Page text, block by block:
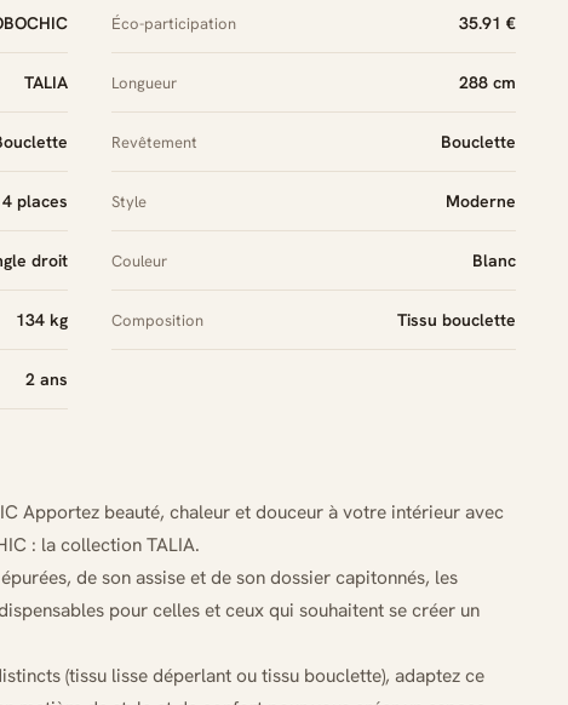
TALIA
4 places
droit
134 kg
2 ans
Éco-participation 35.91 €
Longueur 288 cm
Revêtement Bouclette
Style Moderne
Couleur Blanc
Composition Tissu bouclette
Apportez beauté, chaleur et douceur à votre intérieur avec
: la collection TALIA.
de son assise et de son dossier capitonnés, les
pour celles et ceux qui souhaitent se créer un
(tissu lisse déperlant ou tissu bouclette), adaptez ce